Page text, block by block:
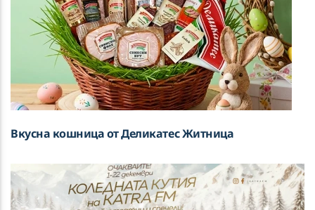
Вкусна кошница от Деликатес Житница